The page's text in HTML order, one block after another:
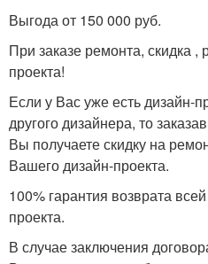
Выгода от 150 000 руб.
При заказе ремонта, скидка
проекта!
Если у Вас уже есть дизайн-
другого дизайнера, то
Вы получаете скидку на
Вашего дизайн-проекта.
100% гарантия возврата
проекта.
В случае заключения